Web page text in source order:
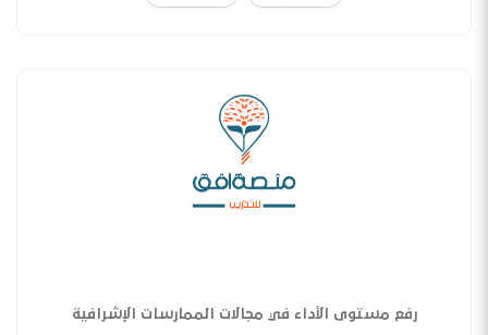
رفع مستوى الأداء في مجالات الممارسات الإشرافية